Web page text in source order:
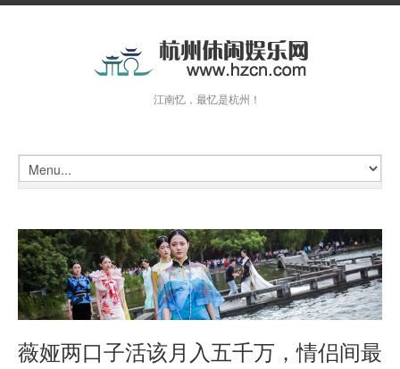
江南忆，最忆是杭州！
薇娅两口子活该月入五千万，情侣间最